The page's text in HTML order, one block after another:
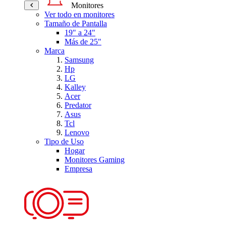
Monitores
Ver todo en monitores
Tamaño de Pantalla
19" a 24"
Más de 25"
Marca
Samsung
Hp
LG
Kalley
Acer
Predator
Asus
Tcl
Lenovo
Tipo de Uso
Hogar
Monitores Gaming
Empresa